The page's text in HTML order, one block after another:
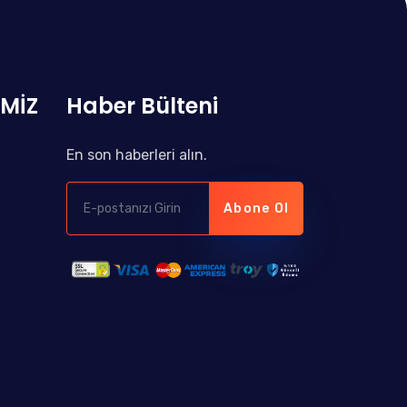
Haber Bülteni
En son haberleri alın.
Abone Ol